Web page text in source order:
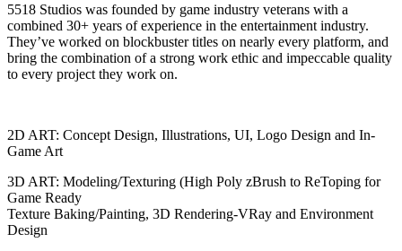
5518 Studios was founded by game industry veterans with a
combined 30+ years of experience in the entertainment industry.
They’ve worked on blockbuster titles on nearly every platform, and
bring the combination of a strong work ethic and impeccable quality
to every project they work on.
2D ART: Concept Design, Illustrations, UI, Logo Design and In-
Game Art
3D ART: Modeling/Texturing (High Poly zBrush to ReToping for
Game Ready
Texture Baking/Painting, 3D Rendering-VRay and Environment
Design